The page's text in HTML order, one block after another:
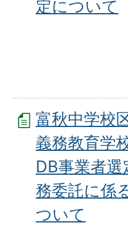
定について
富秋中学校
義務教育学
DB事業者
務委託に係
ついて